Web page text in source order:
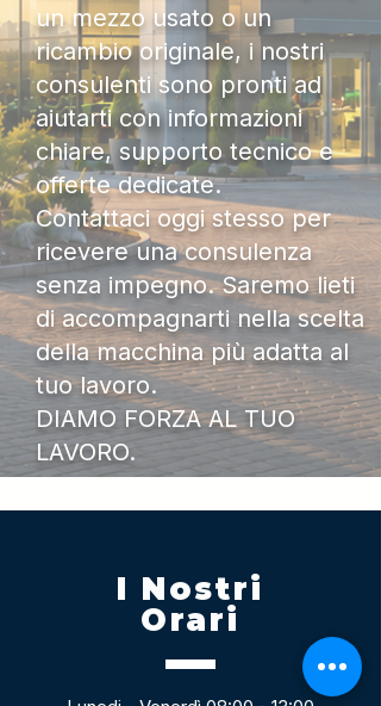
un mezzo usato o un
ricambio originale, i nostri
consulenti sono pronti ad
aiutarti con informazioni
chiare, supporto tecnico e
offerte dedicate.
Contattaci oggi stesso per
ricevere una consulenza
senza impegno. Saremo lieti
di accompagnarti nella scelta
della macchina più adatta al
tuo lavoro.
DIAMO FORZA AL TUO
LAVORO.
I Nostri
Orari